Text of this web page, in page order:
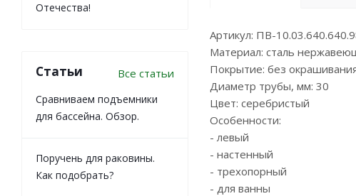
Артикул: ПВ-
Материал: сталь
Покрытие: без
Диаметр трубы, мм: 30
Цвет: серебристый
Особенности:
- левый
- настенный
- трехопорный
- для ванны
Отечества!
Статьи Все статьи
Сравниваем подъемники
для бассейна. Обзор.
Поручень для раковины.
Как подобрать?